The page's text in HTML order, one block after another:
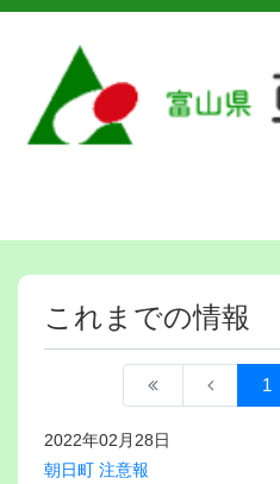
これまでの情報
1
2022年02月28日
朝日町 注意報